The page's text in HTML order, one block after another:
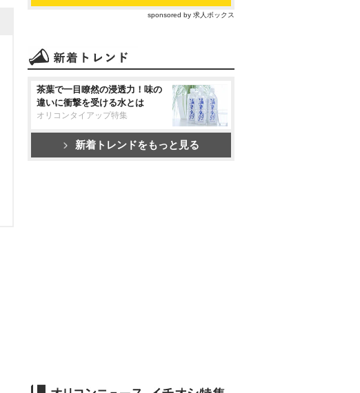
sponsored by 求人ボックス
茶葉で一目瞭然の浸透力！味の
違いに衝撃を受ける水とは
オリコンタイアップ特集
新着トレンドをもっと見る